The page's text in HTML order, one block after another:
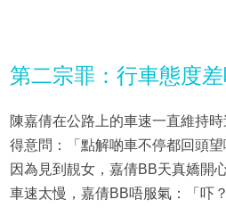
第二宗罪：行車態度
陳嘉倩在公路上的車速一直維持
得意問：「點解啲車不停都回頭
因為見到靚女，嘉倩BB天真嬌開
車速太慢，嘉倩BB唔服氣：「吓